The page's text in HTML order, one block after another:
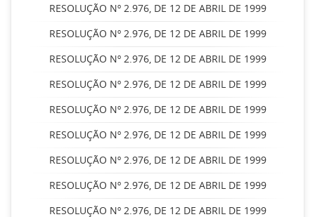
RESOLUÇÃO Nº 2.976, DE 12 DE ABRIL DE 1999
RESOLUÇÃO Nº 2.976, DE 12 DE ABRIL DE 1999
RESOLUÇÃO Nº 2.976, DE 12 DE ABRIL DE 1999
RESOLUÇÃO Nº 2.976, DE 12 DE ABRIL DE 1999
RESOLUÇÃO Nº 2.976, DE 12 DE ABRIL DE 1999
RESOLUÇÃO Nº 2.976, DE 12 DE ABRIL DE 1999
RESOLUÇÃO Nº 2.976, DE 12 DE ABRIL DE 1999
RESOLUÇÃO Nº 2.976, DE 12 DE ABRIL DE 1999
RESOLUÇÃO Nº 2.976, DE 12 DE ABRIL DE 1999